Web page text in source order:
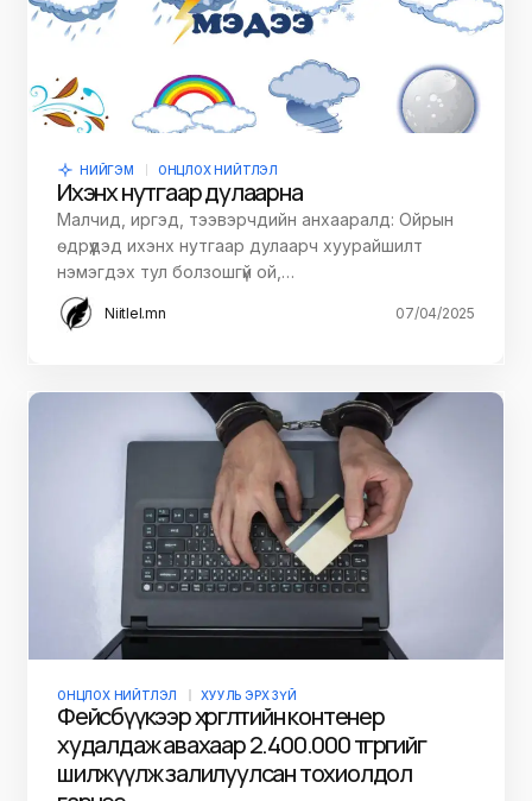
НИЙГЭМ ОНЦЛОХ НИЙТЛЭЛ
Ихэнх нутгаар дулаарна
Малчид, иргэд, тээвэрчдийн анхааралд: Ойрын
өдрүүдэд ихэнх нутгаар дулаарч хуурайшилт
нэмэгдэх тул болзошгүй ой,…
Niitlel.mn 07/04/2025
ОНЦЛОХ НИЙТЛЭЛ ХУУЛЬ ЭРХ ЗҮЙ
Фейсбүүкээр хөргөлтийн контенер
худалдаж авахаар 2.400.000 төгрөгийг
шилжүүлж залилуулсан тохиолдол